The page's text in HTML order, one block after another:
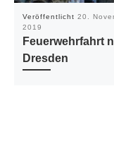
Veröffentlicht 20.
2019
Feuerwehrfahrt
Dresden